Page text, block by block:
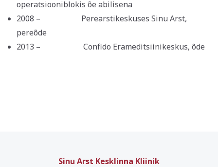
operatsiooniblokis õe abilisena
2008 – Perearstikeskuses Sinu Arst,
pereõde
2013 – Confido Erameditsiinikeskus, õde
Sinu Arst Kesklinna Kliinik